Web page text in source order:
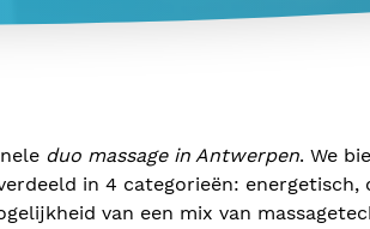
duo massage in Antwerpen. We
in 4 categorieën: energetisch,
van een mix van